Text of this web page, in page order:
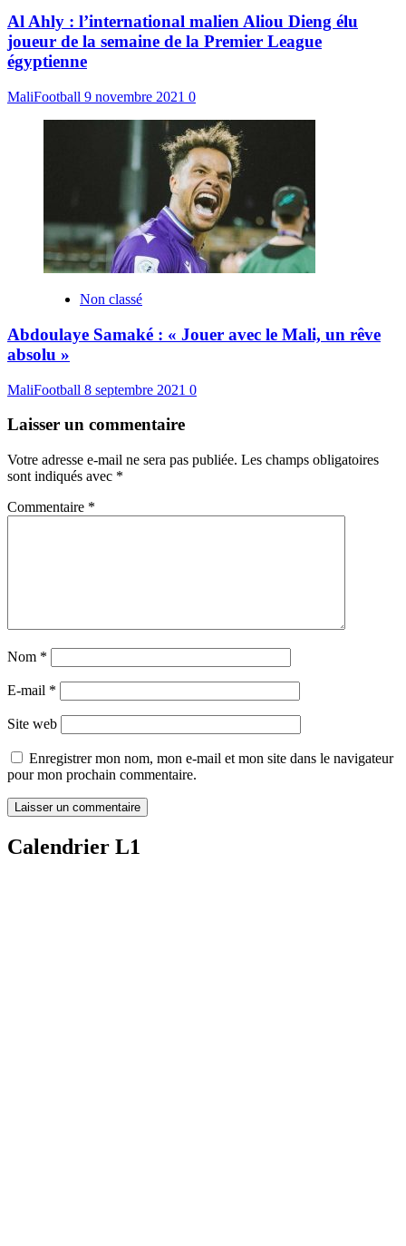
Al Ahly : l’international malien Aliou Dieng élu
joueur de la semaine de la Premier League
égyptienne
MaliFootball 9 novembre 2021 0
Non classé
Abdoulaye Samaké : « Jouer avec le Mali, un rêve
absolu »
MaliFootball 8 septembre 2021 0
Laisser un commentaire
Votre adresse e-mail ne sera pas publiée. Les champs obligatoires
sont indiqués avec *
Commentaire *
Nom *
E-mail *
Site web
Enregistrer mon nom, mon e-mail et mon site dans le navigateur
pour mon prochain commentaire.
Calendrier L1